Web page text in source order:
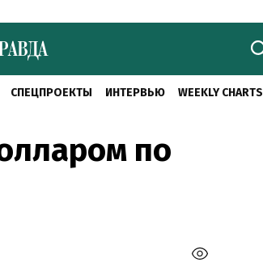
СПЕЦПРОЕКТЫ ИНТЕРВЬЮ WEEKLY CHARTS
по